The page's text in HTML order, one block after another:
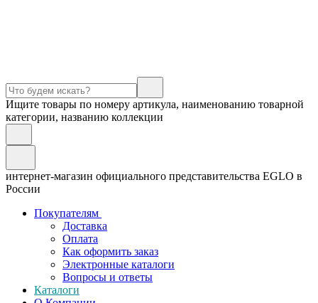
Ищите товары по номеру артикула, наименованию товарной
категории, названию коллекции
интернет-магазин официального представительства EGLO в
России
Покупателям
Доставка
Оплата
Как оформить заказ
Электронные каталоги
Вопросы и ответы
Каталоги